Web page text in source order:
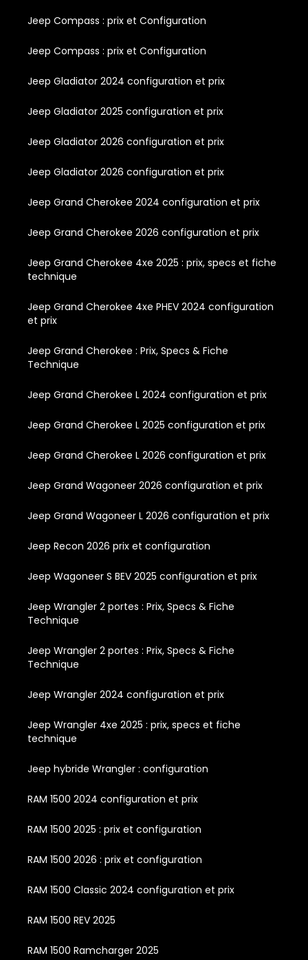
Jeep Compass : prix et Configuration
Jeep Compass : prix et Configuration
Jeep Gladiator 2024 configuration et prix
Jeep Gladiator 2025 configuration et prix
Jeep Gladiator 2026 configuration et prix
Jeep Gladiator 2026 configuration et prix
Jeep Grand Cherokee 2024 configuration et prix
Jeep Grand Cherokee 2026 configuration et prix
Jeep Grand Cherokee 4xe 2025 : prix, specs et fiche
technique
Jeep Grand Cherokee 4xe PHEV 2024 configuration
et prix
Jeep Grand Cherokee : Prix, Specs & Fiche
Technique
Jeep Grand Cherokee L 2024 configuration et prix
Jeep Grand Cherokee L 2025 configuration et prix
Jeep Grand Cherokee L 2026 configuration et prix
Jeep Grand Wagoneer 2026 configuration et prix
Jeep Grand Wagoneer L 2026 configuration et prix
Jeep Recon 2026 prix et configuration
Jeep Wagoneer S BEV 2025 configuration et prix
Jeep Wrangler 2 portes : Prix, Specs & Fiche
Technique
Jeep Wrangler 2 portes : Prix, Specs & Fiche
Technique
Jeep Wrangler 2024 configuration et prix
Jeep Wrangler 4xe 2025 : prix, specs et fiche
technique
Jeep hybride Wrangler : configuration
RAM 1500 2024 configuration et prix
RAM 1500 2025 : prix et configuration
RAM 1500 2026 : prix et configuration
RAM 1500 Classic 2024 configuration et prix
RAM 1500 REV 2025
RAM 1500 Ramcharger 2025